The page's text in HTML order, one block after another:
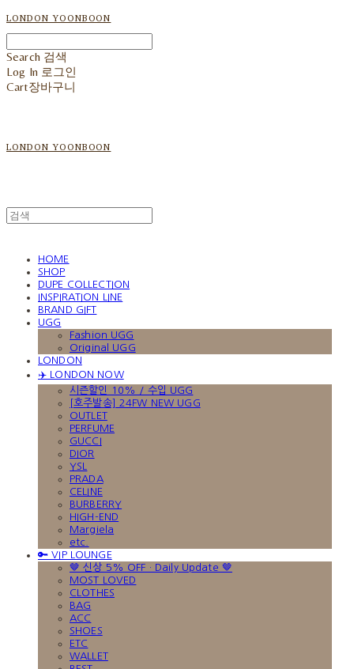
LONDON YOONBOON
Search 검색
Log In 로그인
Cart장바구니
LONDON YOONBOON
HOME
SHOP
DUPE COLLECTION
INSPIRATION LINE
BRAND GIFT
UGG
Fashion UGG
Original UGG
LONDON
✈️ LONDON NOW
시즌할인 10% / 수입 UGG
[호주발송] 24FW NEW UGG
OUTLET
PERFUME
GUCCI
DIOR
YSL
PRADA
CELINE
BURBERRY
HIGH-END
Margiela
etc.
🔑 VIP LOUNGE
🤎 신상 5% OFF · Daily Update 🤎
MOST LOVED
CLOTHES
BAG
ACC
SHOES
ETC
WALLET